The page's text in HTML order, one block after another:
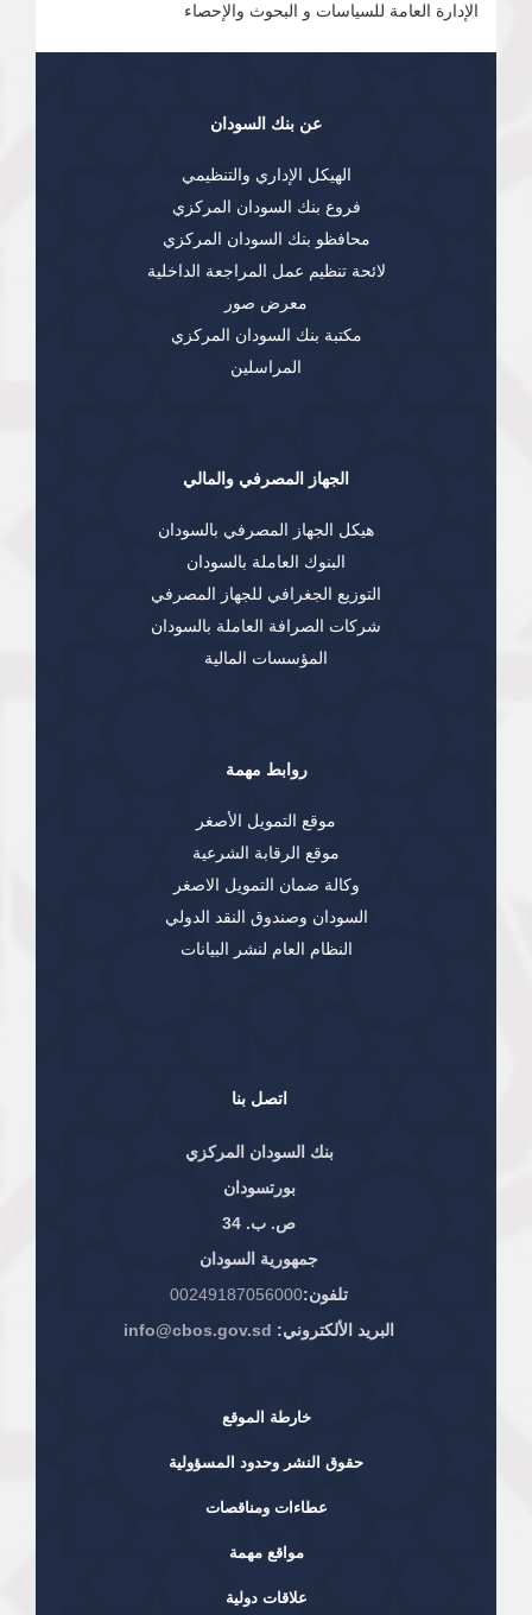
الإدارة العامة للسياسات و البحوث والإحصاء
اتصل بنا
بنك السودان المركزي
بورتسودان
ص. ب. 34
جمهورية السودان
تلفون:00249187056000
البريد الألكتروني: info@cbos.gov.sd
عن بنك السودان
الهيكل الإداري والتنظيمي
فروع بنك السودان المركزي
محافظو بنك السودان المركزي
لائحة تنظيم عمل المراجعة الداخلية
معرض صور
مكتبة بنك السودان المركزي
المراسلين
الجهاز المصرفي والمالي
هيكل الجهاز المصرفي بالسودان
البنوك العاملة بالسودان
التوزيع الجغرافي للجهاز المصرفي
شركات الصرافة العاملة بالسودان
المؤسسات المالية
روابط مهمة
موقع التمويل الأصغر
موقع الرقابة الشرعية
وكالة ضمان التمويل الاصغر
السودان وصندوق النقد الدولي
النظام العام لنشر البيانات
خارطة الموقع
حقوق النشر وحدود المسؤولية
عطاءات ومناقصات
مواقع مهمة
علاقات دولية